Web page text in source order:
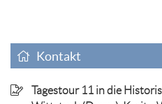
Kontakt
Tagestour 11 in die